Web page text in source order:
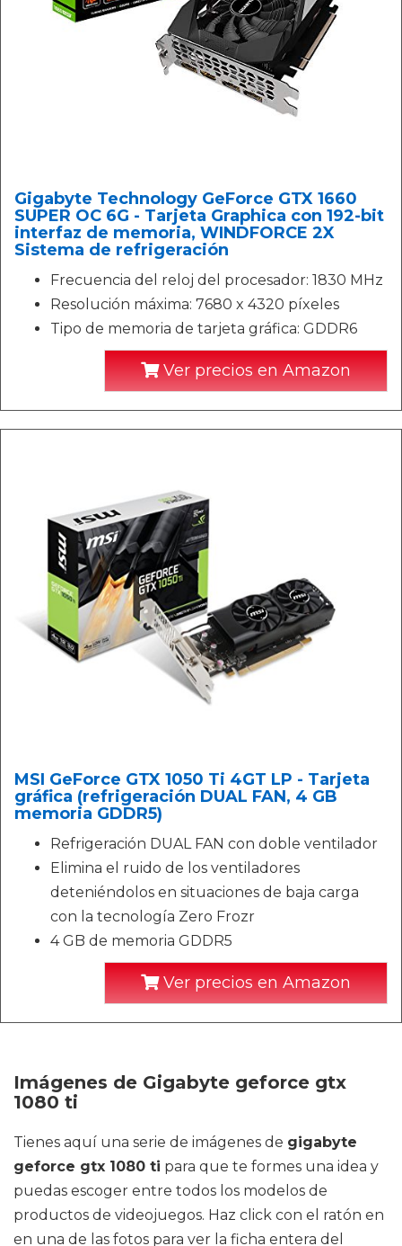
Gigabyte Technology GeForce GTX 1660
SUPER OC 6G - Tarjeta Graphica con 192-bit
interfaz de memoria, WINDFORCE 2X
Sistema de refrigeración
Frecuencia del reloj del procesador: 1830 MHz
Resolución máxima: 7680 x 4320 píxeles
Tipo de memoria de tarjeta gráfica: GDDR6
Ver precios en Amazon
MSI GeForce GTX 1050 Ti 4GT LP - Tarjeta
gráfica (refrigeración DUAL FAN, 4 GB
memoria GDDR5)
Refrigeración DUAL FAN con doble ventilador
Elimina el ruido de los ventiladores
deteniéndolos en situaciones de baja carga
con la tecnología Zero Frozr
4 GB de memoria GDDR5
Ver precios en Amazon
Imágenes de Gigabyte geforce gtx
1080 ti
Tienes aquí una serie de imágenes de gigabyte
geforce gtx 1080 ti para que te formes una idea y
puedas escoger entre todos los modelos de
productos de videojuegos. Haz click con el ratón en
en una de las fotos para ver la ficha entera del